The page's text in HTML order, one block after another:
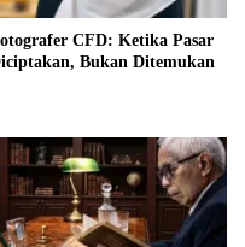
CFD: Ketika Pasar
Bukan Ditemukan